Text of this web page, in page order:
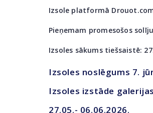
Izsole platformā
Pieņemam promesošos
Izsoles sākums tiešsaistē:
Izsoles noslēgums 7.
Izsoles izstāde
27.05.- 06.06.2026.